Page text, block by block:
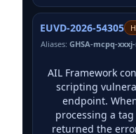
EUVD-2026-54305
Aliases:GHSA-mcpq-xxxj-
AIL Framework
scripting
endpoint.
processing a
returned the